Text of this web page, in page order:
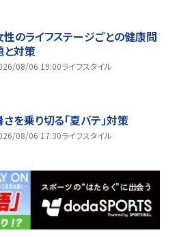
性のライフステージごとの健康問
と対策
08/06 19:00ライフスタイル
を乗り切る「夏バテ」対策
08/06 17:30ライフスタイル